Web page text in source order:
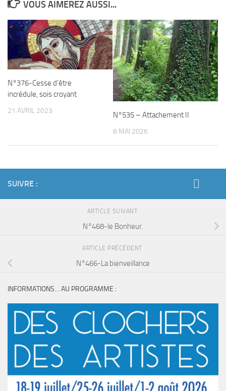
VOUS AIMEREZ AUSSI...
N°376-Cesse d’être
incrédule, sois croyant
21 AVRIL 2023 N°535 – Attachement II
8 MAI 2026
SUIVRE :
ARTICLE SUIVANT
N°468-le Bonheur.
ARTICLE PRÉCÉDENT
N°466-La bienveillance
INFORMATIONS… AU PROGRAMME :